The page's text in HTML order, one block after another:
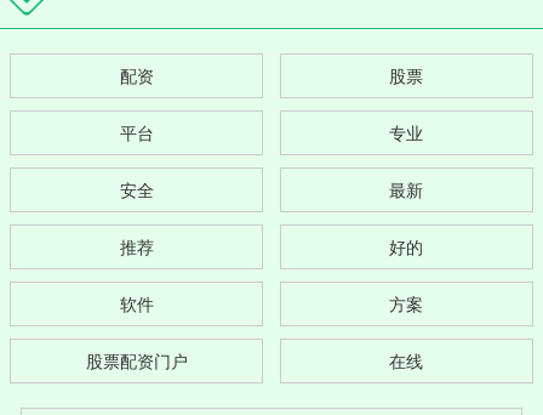
配资 股票
平台 专业
安全 最新
推荐 好的
软件 方案
股票配资门户 在线